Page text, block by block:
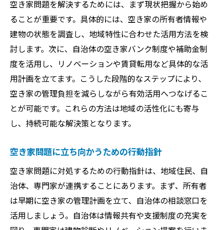
空き家問題を解決するためには、まず現状把握から始め
ることが重要です。具体的には、空き家の所有者情報や
建物の状態を調査し、地域特性に合わせた活用方法を検
討します。次に、自治体の空き家バンク制度や補助金制
度を活用し、リノベーションや賃貸転用など具体的な活
用計画を立てます。こうした段階的なステップにより、
空き家の管理負担を減らしながら有効活用へつなげるこ
とが可能です。これらの方法は地域の活性化にも寄与
し、持続可能な解決策となります。
空き家問題に立ち向かうための行動指針
空き家問題に対処するための行動指針は、地域住民、自
治体、専門家が連携することにあります。まず、所有者
は早期に空き家の管理計画を立て、自治体の相談窓口を
活用しましょう。自治体は情報共有や支援制度の充実を